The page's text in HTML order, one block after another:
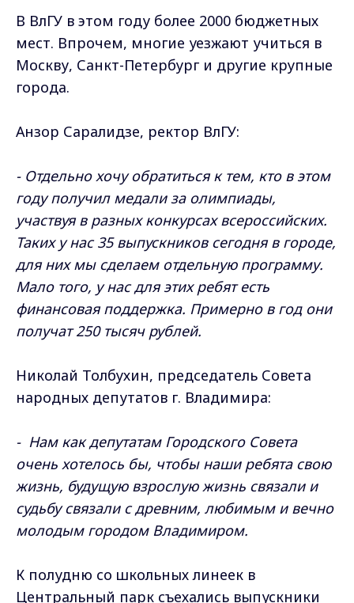
В ВлГУ в этом году более 2000 бюджетных
мест. Впрочем, многие уезжают учиться в
Москву, Санкт-Петербург и другие крупные
города.
Анзор Саралидзе, ректор ВлГУ:
- Отдельно хочу обратиться к тем, кто в этом
году получил медали за олимпиады,
участвуя в разных конкурсах всероссийских.
Таких у нас 35 выпускников сегодня в городе,
для них мы сделаем отдельную программу.
Мало того, у нас для этих ребят есть
финансовая поддержка. Примерно в год они
получат 250 тысяч рублей.
Николай Толбухин, председатель Совета
народных депутатов г. Владимира:
- Нам как депутатам Городского Совета
очень хотелось бы, чтобы наши ребята свою
жизнь, будущую взрослую жизнь связали и
судьбу связали с древним, любимым и вечно
молодым городом Владимиром.
К полудню со школьных линеек в
Центральный парк съехались выпускники